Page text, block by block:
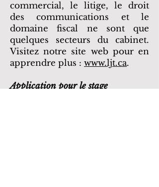
commercial, le litige, le droit
des communications et le
domaine fiscal ne sont que
quelques secteurs du cabinet.
Visitez notre site web pour en
apprendre plus : www.ljt.ca.
Application pour le stage